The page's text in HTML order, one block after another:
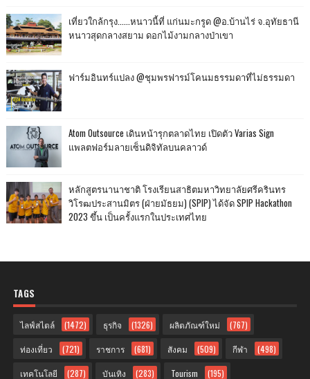
เที่ยวใกล้กรุง......หนาวนี้ที่ แก่นมะกรูด @อ.บ้านไร่ จ.อุทัยธานี
หนาวสุดกลางสยาม ดอกไม้งามกลางป่าเขา
ฟาร์มอินทร์แปลง @ชุมพรฟารม์โคนมธรรมดาที่ไม่ธรรมดา
Atom Outsource เดินหน้ารุกตลาดไทย เปิดตัว Varias Sign
แพลตฟอร์มลายเซ็นดิจิทัลบนคลาวด์
หลักสูตรนานาชาติ โรงเรียนสาธิตมหาวิทยาลัยศรีครินทร
วิโรฒประสานมิตร (ฝ่ายมัธยม) (SPIP) ได้จัด SPIP Hackathon
2023 ขึ้น เป็นครั้งแรกในประเทศไทย
TAGS
ไลฟ์สไตล์ (1472) ธุรกิจ (1326) ผลิตภัณฑ์ใหม่ (767)
ท่องเที่ยว (721) ราชการ (681) สังคม (509) กีฬา (498)
เทคโนโลยี (287) บันเทิง (283) Tourism (195)